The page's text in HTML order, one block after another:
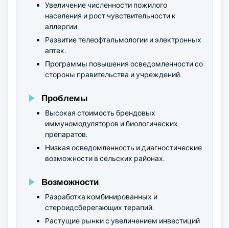
Увеличение численности пожилого
населения и рост чувствительности к
аллергии.
Развитие телеофтальмологии и электронных
аптек.
Программы повышения осведомленности со
стороны правительства и учреждений.
Проблемы
Высокая стоимость брендовых
иммуномодуляторов и биологических
препаратов.
Низкая осведомленность и диагностические
возможности в сельских районах.
Возможности
Разработка комбинированных и
стероидсберегающих терапий.
Растущие рынки с увеличением инвестиций